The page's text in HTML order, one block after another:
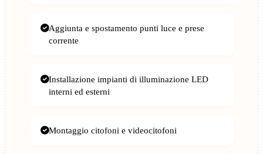
Aggiunta e spostamento punti luce e prese
corrente
Installazione impianti di illuminazione LED
interni ed esterni
Montaggio citofoni e videocitofoni